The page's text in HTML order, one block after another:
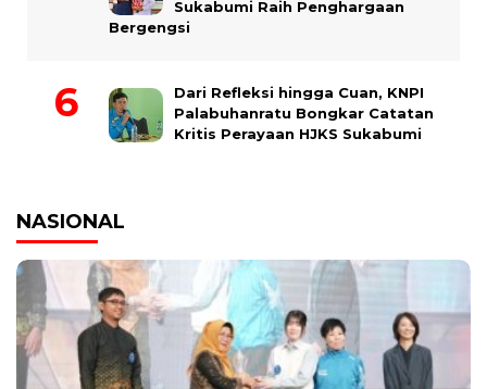
Sukabumi Raih Penghargaan
Bergengsi
Dari Refleksi hingga Cuan, KNPI
Palabuhanratu Bongkar Catatan
Kritis Perayaan HJKS Sukabumi
NASIONAL